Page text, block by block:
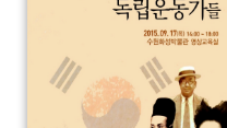
생산 :